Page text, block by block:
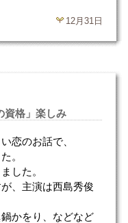
12月31日
資格」楽しみ
恋のお話で、
。
した。
、主演は西島秀俊
かをり、などなど